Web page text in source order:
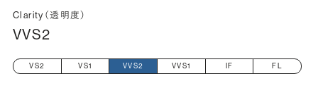
Clarity（透明度）
VVS2
VS2 VS1 VVS2 VVS1 IF FL